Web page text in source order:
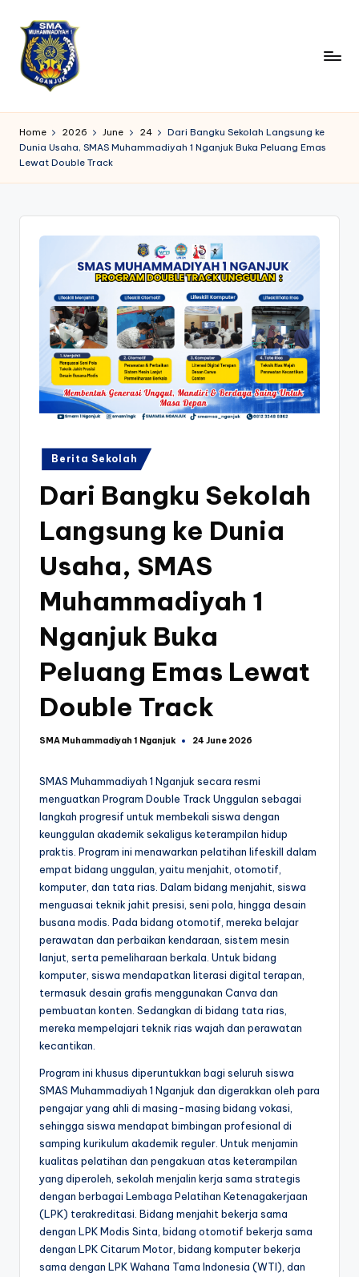
Skip
content
M
A
M
1
Ilmu,
Tumbuh
Home 2026 June 24
Dari Bangku Sekolah Langsung ke
Dunia Usaha, SMAS Muhammadiyah 1 Nganjuk Buka Peluang Emas
Lewat Double Track
Posted
in
Berita Sekolah
Dari Bangku Sekolah
Langsung ke Dunia
Usaha, SMAS
Muhammadiyah 1
Nganjuk Buka
Peluang Emas Lewat
Double Track
Posted
SMA Muhammadiyah 1 Nganjuk 24 June 2026
SMAS Muhammadiyah 1 Nganjuk secara resmi
menguatkan Program Double Track Unggulan sebagai
langkah progresif untuk membekali siswa dengan
keunggulan akademik sekaligus keterampilan hidup
praktis. Program ini menawarkan pelatihan lifeskill dalam
empat bidang unggulan, yaitu menjahit, otomotif,
komputer, dan tata rias. Dalam bidang menjahit, siswa
menguasai teknik jahit presisi, seni pola, hingga desain
busana modis. Pada bidang otomotif, mereka belajar
perawatan dan perbaikan kendaraan, sistem mesin
lanjut, serta pemeliharaan berkala. Untuk bidang
komputer, siswa mendapatkan literasi digital terapan,
termasuk desain grafis menggunakan Canva dan
pembuatan konten. Sedangkan di bidang tata rias,
mereka mempelajari teknik rias wajah dan perawatan
kecantikan.
Program ini khusus diperuntukkan bagi seluruh siswa
SMAS Muhammadiyah 1 Nganjuk dan digerakkan oleh para
pengajar yang ahli di masing-masing bidang vokasi,
sehingga siswa mendapat bimbingan profesional di
samping kurikulum akademik reguler. Untuk menjamin
kualitas pelatihan dan pengakuan atas keterampilan
yang diperoleh, sekolah menjalin kerja sama strategis
dengan berbagai Lembaga Pelatihan Ketenagakerjaan
(LPK) terakreditasi. Bidang menjahit bekerja sama
dengan LPK Modis Sinta, bidang otomotif bekerja sama
dengan LPK Citarum Motor, bidang komputer bekerja
sama dengan LPK Wahana Tama Indonesia (WTI), dan